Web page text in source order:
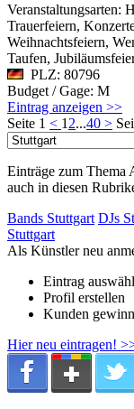
Veranstaltungsarten:
Trauerfeiern,
Weihnachtsfeiern,
Taufen,
PLZ: 80796
Budget / Gage: M
Eintrag anzeigen >>
Seite 1 < 1 2...40 >
Einträge zum Thema
auch in diesen
Bands Stuttgart DJs
Stuttgart
Als Künstler neu
Eintrag
Profil erstellen
Kunden
Hier neu eintragen!